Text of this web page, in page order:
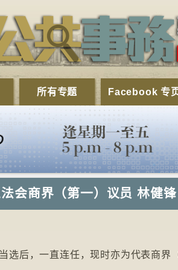
所有专题 Facebook 专
会商界（第一）议员 林健
选后，一直连任，现时亦为代表商界